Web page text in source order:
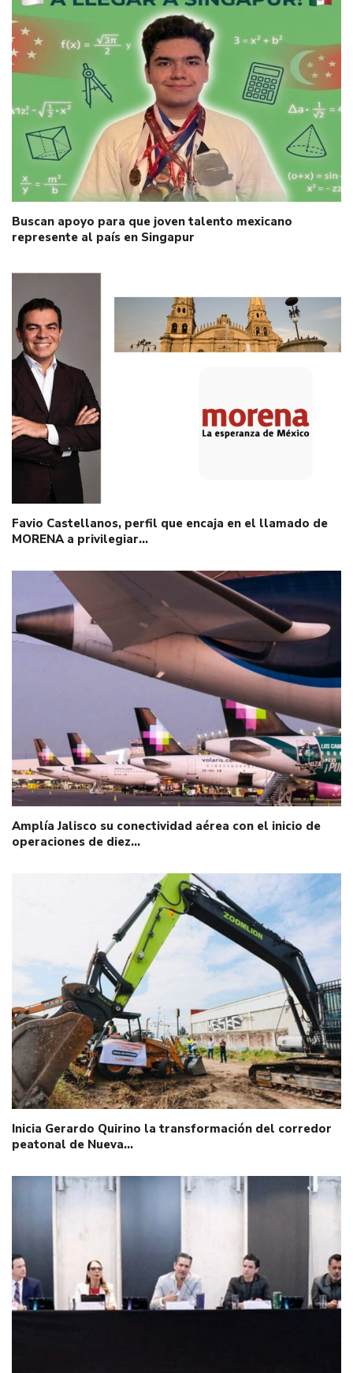
Buscan apoyo para que joven talento mexicano
represente al país en Singapur
Favio Castellanos, perfil que encaja en el llamado de
MORENA a privilegiar…
Amplía Jalisco su conectividad aérea con el inicio de
operaciones de diez…
Inicia Gerardo Quirino la transformación del corredor
peatonal de Nueva…